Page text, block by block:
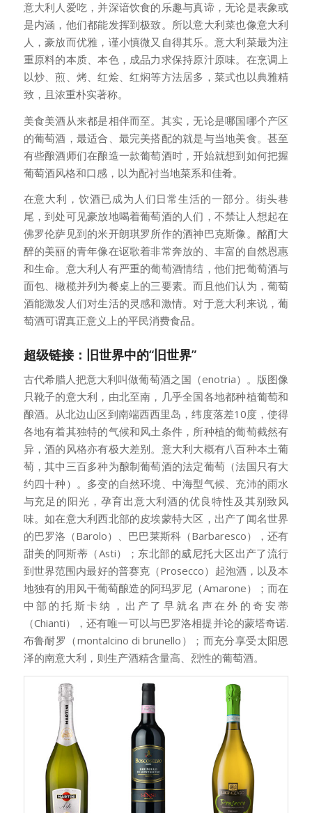
意大利人爱吃，并深谙饮食的乐趣与真谛，无论是表象或
是内涵，他们都能发挥到极致。所以意大利菜也像意大利
人，豪放而优雅，谨小慎微又自得其乐。意大利菜最为注
重原料的本质、本色，成品力求保持原汁原味。在烹调上
以炒、煎、烤、红烩、红焖等方法居多，菜式也以典雅精
致，且浓重朴实著称。
美食美酒从来都是相伴而至。其实，无论是哪国哪个产区
的葡萄酒，最适合、最完美搭配的就是与当地美食。甚至
有些酿酒师们在酿造一款葡萄酒时，开始就想到如何把握
葡萄酒风格和口感，以为配衬当地菜系和佳肴。
在意大利，饮酒已成为人们日常生活的一部分。街头巷
尾，到处可见豪放地喝着葡萄酒的人们，不禁让人想起在
佛罗伦萨见到的米开朗琪罗所作的酒神巴克斯像。酩酊大
醉的美丽的青年像在讴歌着非常奔放的、丰富的自然恩惠
和生命。意大利人有严重的葡萄酒情结，他们把葡萄酒与
面包、橄榄并列为餐桌上的三要素。而且他们认为，葡萄
酒能激发人们对生活的灵感和激情。对于意大利来说，葡
萄酒可谓真正意义上的平民消费食品。
超级链接：旧世界中的“旧世界”
古代希腊人把意大利叫做葡萄酒之国（enotria）。版图像
只靴子的意大利，由北至南，几乎全国各地都种植葡萄和
酿酒。从北边山区到南端西西里岛，纬度落差10度，使得
各地有着其独特的气候和风土条件，所种植的葡萄截然有
异，酒的风格亦有极大差别。意大利大概有八百种本土葡
萄，其中三百多种为酿制葡萄酒的法定葡萄（法国只有大
约四十种）。多变的自然环境、中海型气候、充沛的雨水
与充足的阳光，孕育出意大利酒的优良特性及其别致风
味。如在意大利西北部的皮埃蒙特大区，出产了闻名世界
的巴罗洛（Barolo）、巴巴莱斯科（Barbaresco），还有
甜美的阿斯蒂（Asti）；东北部的威尼托大区出产了流行
到世界范围内最好的普赛克（Prosecco）起泡酒，以及本
地独有的用风干葡萄酿造的阿玛罗尼（Amarone）；而在
中部的托斯卡纳，出产了早就名声在外的奇安蒂
（Chianti），还有唯一可以与巴罗洛相提并论的蒙塔奇诺.
布鲁耐罗（montalcino di brunello）；而充分享受太阳恩
泽的南意大利，则生产酒精含量高、烈性的葡萄酒。